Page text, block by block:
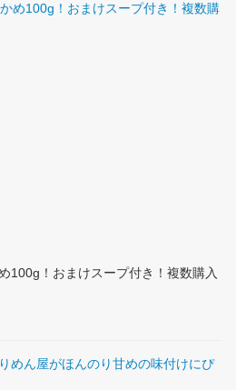
100g！おまけスープ付き！複数購入